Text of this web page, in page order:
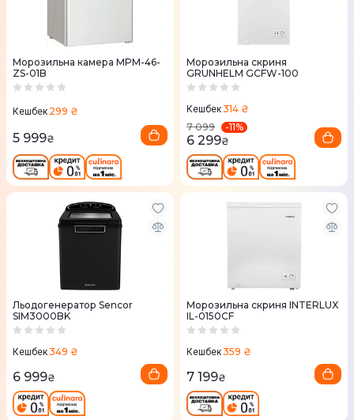
Морозильна камера MPM-46-
ZS-01B
Кешбек 299 ₴
5 999₴
Морозильна скриня
GRUNHELM GCFW-100
Кешбек314 ₴
7 099
-11%
6 299₴
Льодогенератор Sencor
SIM3000BK
Кешбек349 ₴
6 999₴
Морозильна скриня INTERLUX
IL-0150CF
Кешбек359 ₴
7 199₴